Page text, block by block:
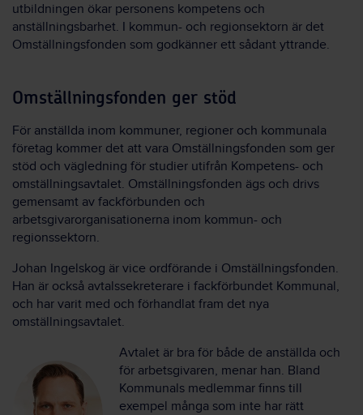
utbildningen ökar personens kompetens och
anställningsbarhet. I kommun- och regionsektorn är det
Omställningsfonden som godkänner ett sådant yttrande.
Omställningsfonden ger stöd
För anställda inom kommuner, regioner och kommunala
företag kommer det att vara Omställningsfonden som ger
stöd och vägledning för studier utifrån Kompetens- och
omställningsavtalet. Omställningsfonden ägs och drivs
gemensamt av fackförbunden och
arbetsgivarorganisationerna inom kommun- och
regionssektorn.
Johan Ingelskog är vice ordförande i Omställningsfonden.
Han är också avtalssekreterare i fackförbundet Kommunal,
och har varit med och förhandlat fram det nya
omställningsavtalet.
Avtalet är bra för både de anställda och
för arbetsgivaren, menar han. Bland
Kommunals medlemmar finns till
exempel många som inte har rätt